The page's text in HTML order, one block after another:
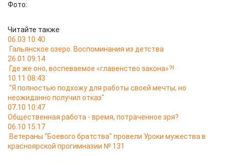
Фото:
Читайте также
06.03 10:40
Гальянское озеро. Воспоминания из детства
26.01 09:14
Где же оно, воспеваемое «главенство закона»?!
10.11 08:43
"Я полностью подхожу для работы своей мечты, но
неожиданно получил отказ"
07.10 10:47
Общественная работа - время, потраченное зря?
06.10 15:17
Ветераны "Боевого братства" провели Уроки мужества в
красноярской прогимназии № 131